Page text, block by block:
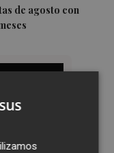
de agosto con